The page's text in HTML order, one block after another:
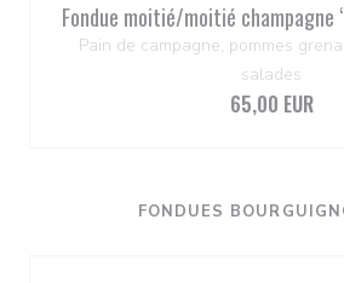
Fondue moitié/moitié champagne
Pain de campagne, pommes
salades
65,00 EUR
FONDUES